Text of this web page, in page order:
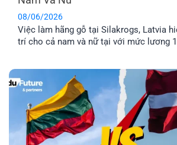
08/06/2026
Việc làm hãng gỗ tại Silakrogs, Latvia
trí cho cả nam và nữ tại với mức lương
lựa chọn phù hợp cho [...]